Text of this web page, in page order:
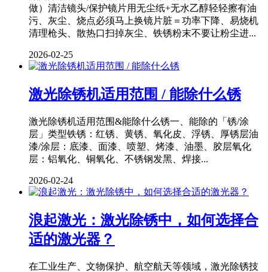
做）清洁镜头/保护镜片用无尘纸+无水乙醇轻轻擦有油
污、灰尘、烧点必须马上换镜片脏＝功率下降、易烧机
清理枪头、散热口扫掉灰尘、铁锈粉末不要让粉尘进...
2026-02-25
激光除锈机适用范围 / 能除什么锈
激光除锈机适用范围&能除什么锈一、能除的「锈/涂
层」类型铁锈：红锈、黄锈、氧化皮、浮锈、厚锈层油
漆/涂层：底漆、面漆、喷塑、烤漆、油墨、胶层氧化
层：铝氧化、铜氧化、不锈钢发黑、焊接...
2026-02-24
浪起激光：激光除锈中，如何选择合
适的激光器？
在工业生产、文物保护、航空航天等领域，激光除锈技